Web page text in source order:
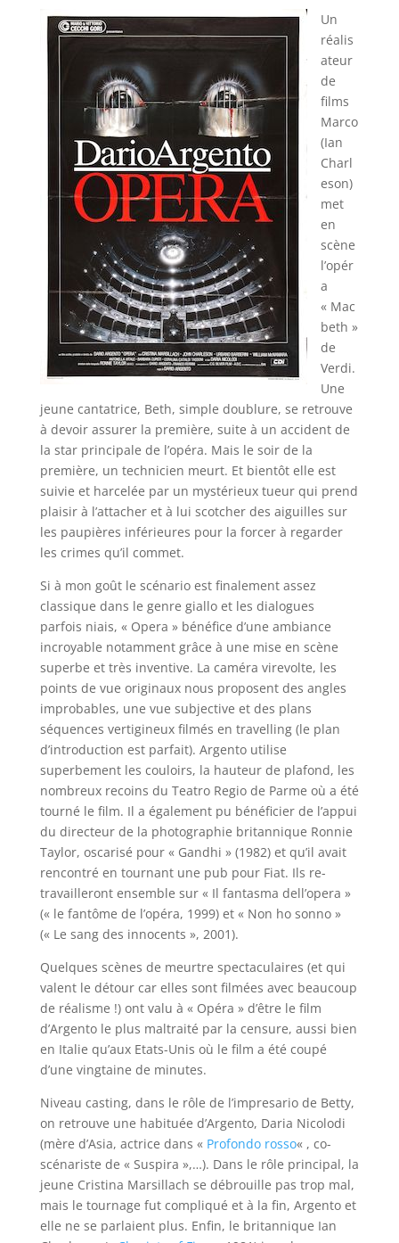
Un
réalis
ateur
de
films
Marco
(Ian
Charl
eson)
met
en
scène
l’opér
a
« Mac
beth »
de
Verdi.
Une
jeune cantatrice, Beth, simple doublure, se retrouve
à devoir assurer la première, suite à un accident de
la star principale de l’opéra. Mais le soir de la
première, un technicien meurt. Et bientôt elle est
suivie et harcelée par un mystérieux tueur qui prend
plaisir à l’attacher et à lui scotcher des aiguilles sur
les paupières inférieures pour la forcer à regarder
les crimes qu’il commet.
Si à mon goût le scénario est finalement assez
classique dans le genre giallo et les dialogues
parfois niais, « Opera » bénéfice d’une ambiance
incroyable notamment grâce à une mise en scène
superbe et très inventive. La caméra virevolte, les
points de vue originaux nous proposent des angles
improbables, une vue subjective et des plans
séquences vertigineux filmés en travelling (le plan
d’introduction est parfait). Argento utilise
superbement les couloirs, la hauteur de plafond, les
nombreux recoins du Teatro Regio de Parme où a été
tourné le film. Il a également pu bénéficier de l’appui
du directeur de la photographie britannique Ronnie
Taylor, oscarisé pour « Gandhi » (1982) et qu’il avait
rencontré en tournant une pub pour Fiat. Ils re-
travailleront ensemble sur « Il fantasma dell’opera »
(« le fantôme de l’opéra, 1999) et « Non ho sonno »
(« Le sang des innocents », 2001).
Quelques scènes de meurtre spectaculaires (et qui
valent le détour car elles sont filmées avec beaucoup
de réalisme !) ont valu à « Opéra » d’être le film
d’Argento le plus maltraité par la censure, aussi bien
en Italie qu’aux Etats-Unis où le film a été coupé
d’une vingtaine de minutes.
Niveau casting, dans le rôle de l’impresario de Betty,
on retrouve une habituée d’Argento, Daria Nicolodi
(mère d’Asia, actrice dans « Profondo rosso« , co-
scénariste de « Suspira »,…). Dans le rôle principal, la
jeune Cristina Marsillach se débrouille pas trop mal,
mais le tournage fut compliqué et à la fin, Argento et
elle ne se parlaient plus. Enfin, le britannique Ian